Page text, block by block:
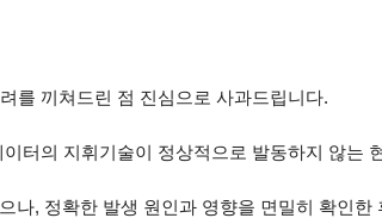
를 끼쳐드린 점 진심으로 사과드립니다.
터의 지휘기술이 정상적으로 발동하지 않는
, 정확한 발생 원인과 영향을 면밀히 확인